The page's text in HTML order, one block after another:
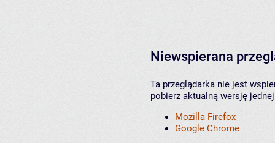
Niewspierana
Ta przeglądarka nie jest
pobierz aktualną wersję
Mozilla Firefox
Google Chrome